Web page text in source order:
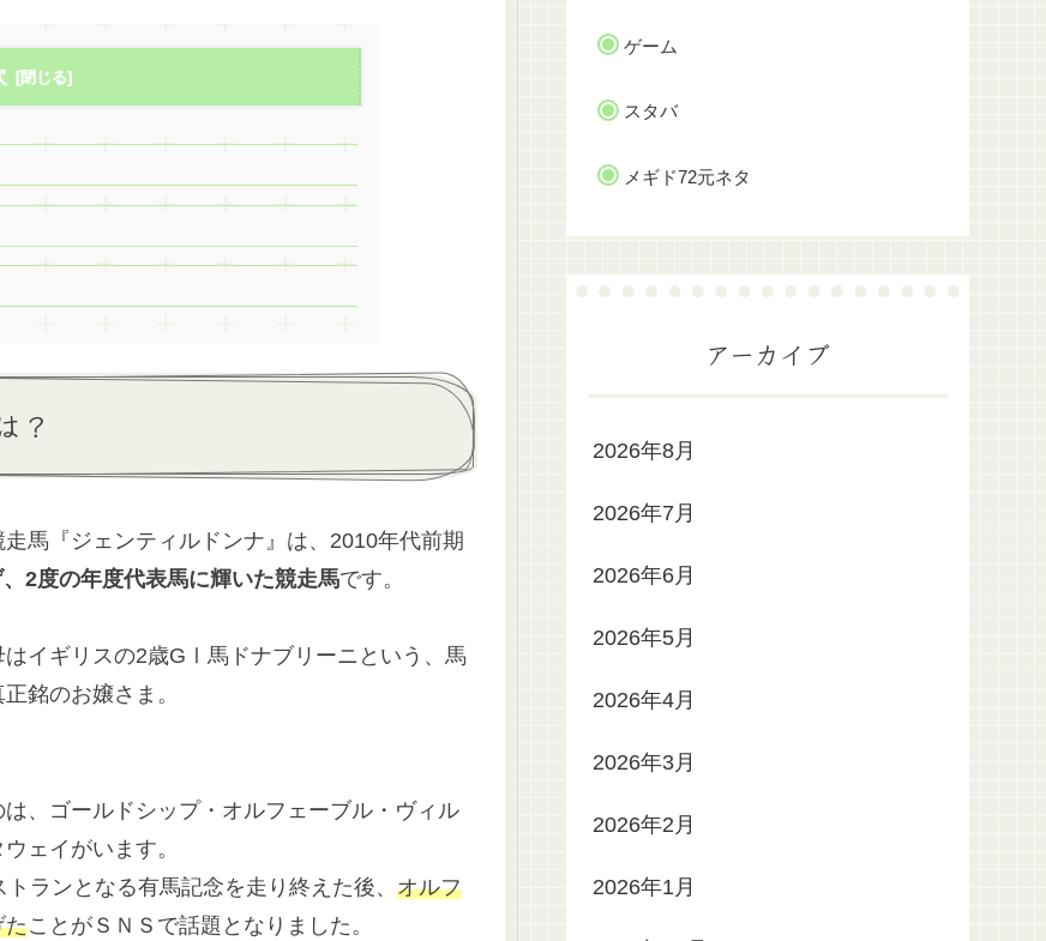
？
馬『ジェンティルドンナ』は、2010年代前期
2度の年度代表馬に輝いた競走馬です。
イギリスの2歳GⅠ馬ドナブリーニという、馬
銘のお嬢さま。
、ゴールドシップ・オルフェーブル・ヴィル
ェイがいます。
ランとなる有馬記念を走り終えた後、 オルフ
たことがＳＮＳで話題となりました。
ゲーム
スタバ
メギド72元ネタ
アーカイブ
2026年8月
2026年7月
2026年6月
2026年5月
2026年4月
2026年3月
2026年2月
2026年1月